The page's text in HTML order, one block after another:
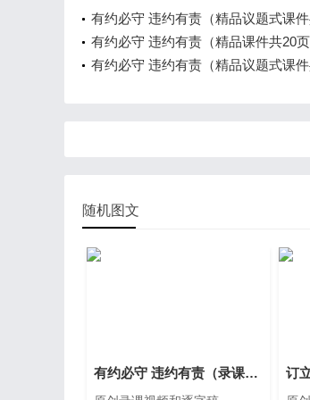
有约必守 违约有责（精品议题式课
频）
有约必守 违约有责（精品课件共20
有约必守 违约有责（精品议题式课件
随机图文
有约必守 违约有责（录课视频和逐字稿）